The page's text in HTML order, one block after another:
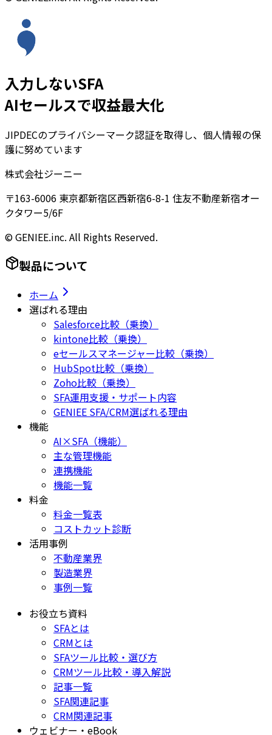
入力しないSFA
AIセールスで収益最大化
JIPDECのプライバシーマーク認証を取得し、個人情報の保
護に努めています
株式会社ジーニー
〒163-6006 東京都新宿区西新宿6-8-1 住友不動産新宿オー
クタワー5/6F
© GENIEE.inc. All Rights Reserved.
製品について
ホーム
選ばれる理由
Salesforce比較（乗換）
kintone比較（乗換）
eセールスマネージャー比較（乗換）
HubSpot比較（乗換）
Zoho比較（乗換）
SFA運用支援・サポート内容
GENIEE SFA/CRM選ばれる理由
機能
AI×SFA（機能）
主な管理機能
連携機能
機能一覧
料金
料金一覧表
コストカット診断
活用事例
不動産業界
製造業界
事例一覧
お役立ち資料
SFAとは
CRMとは
SFAツール比較・選び方
CRMツール比較・導入解説
記事一覧
SFA関連記事
CRM関連記事
ウェビナー・eBook